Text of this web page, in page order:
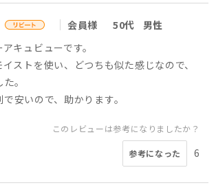
会員様 50代
男性
キュビューです。
ストを使い、どつちも似た感じなので、
。
安いので、助かります。
このレビューは参考になりましたか？
参考になった 6